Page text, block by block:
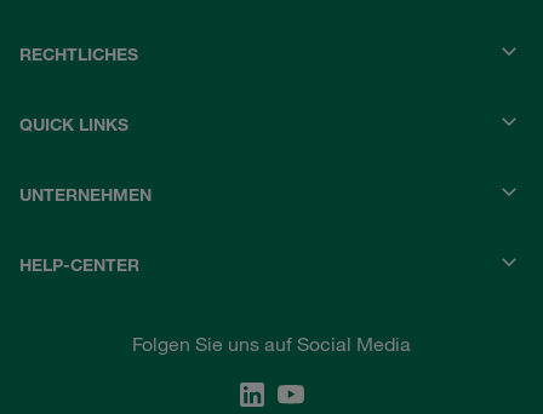
RECHTLICHES
QUICK LINKS
UNTERNEHMEN
HELP-CENTER
Folgen Sie uns auf Social Media